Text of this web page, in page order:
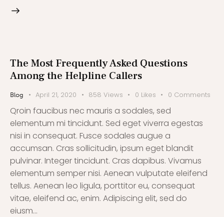
The Most Frequently Asked Questions
Among the Helpline Callers
Blog April 21, 2020 858 Views 0 Likes 0 Comments
Qroin faucibus nec mauris a sodales, sed
elementum mi tincidunt. Sed eget viverra egestas
nisi in consequat. Fusce sodales augue a
accumsan. Cras sollicitudin, ipsum eget blandit
pulvinar. Integer tincidunt. Cras dapibus. Vivamus
elementum semper nisi. Aenean vulputate eleifend
tellus. Aenean leo ligula, porttitor eu, consequat
vitae, eleifend ac, enim. Adipiscing elit, sed do
eiusm…